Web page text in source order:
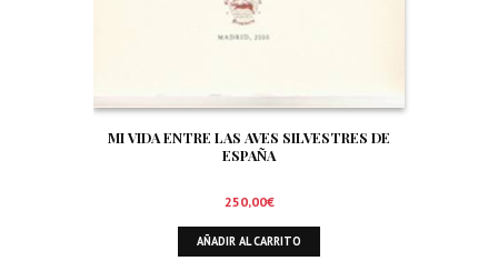
MI VIDA ENTRE LAS AVES SILVESTRES DE
ESPAÑA
250,00€
AÑADIR AL CARRITO